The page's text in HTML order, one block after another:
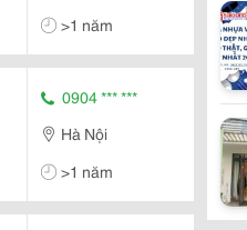
>1 năm
0904 *** ***
Hà Nội
>1 năm